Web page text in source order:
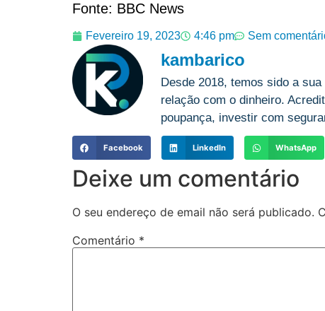
Fonte: BBC News
Fevereiro 19, 2023 4:46 pm Sem
kambarico
Desde 2018, temos sido a
relação com o dinheiro.
poupança, investir com
Facebook LinkedIn WhatsApp
Deixe um comentário
O seu endereço de email não será publicado.
Comentário *